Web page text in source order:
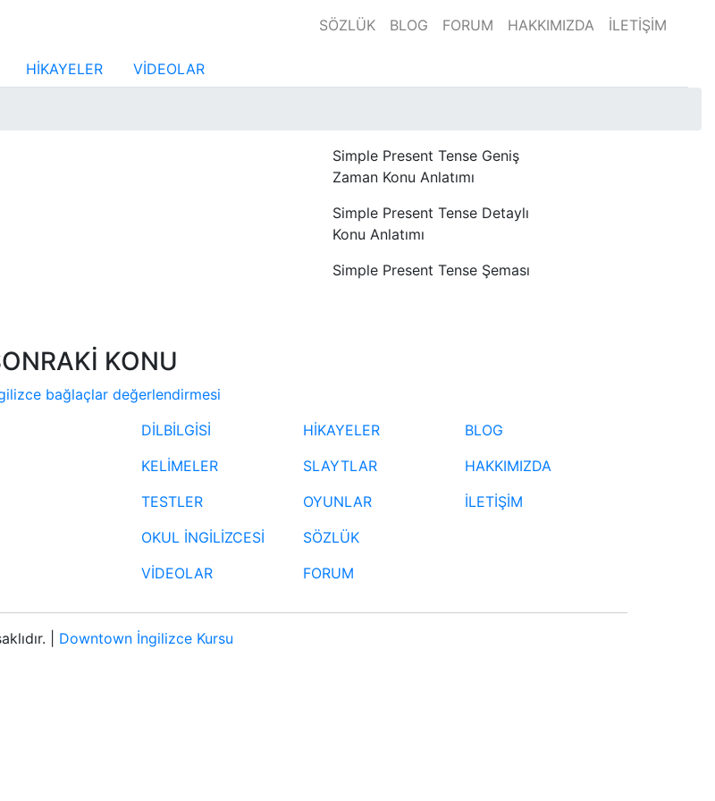
SÖZLÜK BLOG FORUM HAKKIMIZDA İLETİŞİM
HİKAYELER VİDEOLAR
KONU
bağlaçlar değerlendirmesi
Simple Present Tense Geniş
Zaman Konu Anlatımı
Simple Present Tense Detaylı
Konu Anlatımı
Simple Present Tense Şeması
DİLBİLGİSİ
KELİMELER
TESTLER
OKUL İNGİLİZCESİ
VİDEOLAR
HİKAYELER
SLAYTLAR
OYUNLAR
SÖZLÜK
FORUM
BLOG
HAKKIMIZDA
İLETİŞİM
| Downtown İngilizce Kursu